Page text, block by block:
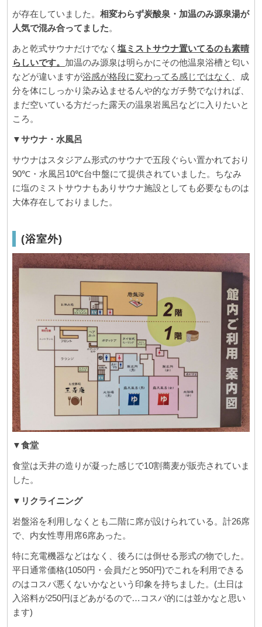
が存在していました。 相変わらず炭酸泉・加温のみ源泉湯が
人気で混み合ってました。
あと乾式サウナだけでなく 塩ミストサウナ置いてるのも素晴
らしいです。 加温のみ源泉は明らかにその他温泉浴槽と匂い
などが違いますが浴感が格段に変わってる感じではなく
、成
分を体にしっかり染み込ませるんや的なガチ勢でなければ、
まだ空いている方だった露天の温泉岩風呂などに入りたいと
ころ。
▼サウナ・水風呂
サウナはスタジアム形式のサウナで五段ぐらい置かれており
90℃・水風呂10℃台中盤にて提供されていました。ちなみ
に塩のミストサウナもありサウナ施設としても必要なものは
大体存在しておりました。
(浴室外)
▼食堂
食堂は天井の造りが凝った感じで10割蕎麦が販売されていま
した。
▼リクライニング
岩盤浴を利用しなくとも二階に席が設けられている。計26席
で、内女性専用席6席あった。
特に充電機器などはなく、後ろには倒せる形式の物でした。
平日通常価格(1050円・会員だと950円)でこれを利用できる
のはコスパ悪くないかなという印象を持ちました。(土日は
入浴料が250円ほどあがるので…コスパ的には並かなと思い
ます)